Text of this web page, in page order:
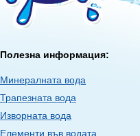
Полезна информация:
Минералната вода
Трапезната вода
Изворната вода
Елементи във водата